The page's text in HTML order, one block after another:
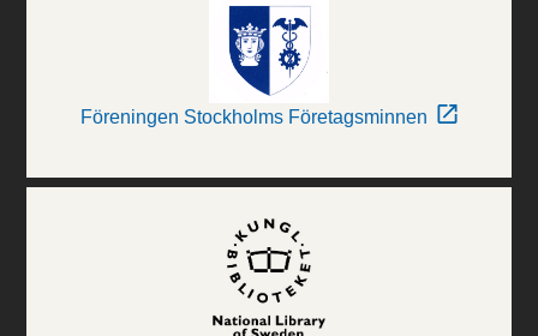
Föreningen Stockholms Företagsminnen